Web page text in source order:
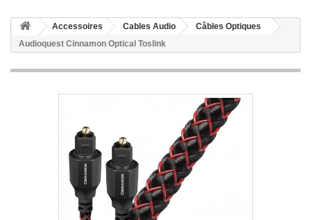
Accessoires Cables Audio
Câbles Optiques
Audioquest Cinnamon Optical Toslink